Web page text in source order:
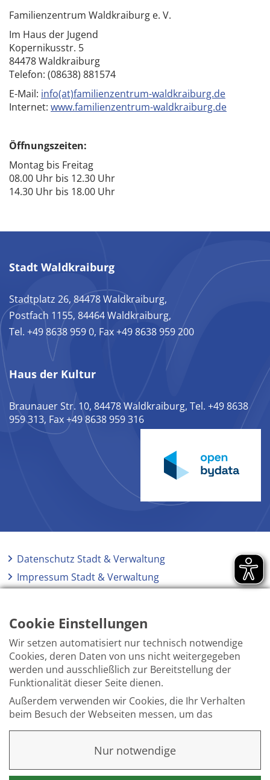
Familienzentrum Waldkraiburg e. V.
Im Haus der Jugend
Kopernikusstr. 5
84478 Waldkraiburg
Telefon: (08638) 881574
E-Mail: info(at)familienzentrum-waldkraiburg.de
Internet: www.familienzentrum-waldkraiburg.de
Öffnungszeiten:
Montag bis Freitag
08.00 Uhr bis 12.30 Uhr
14.30 Uhr bis 18.00 Uhr
Stadt Waldkraiburg
Stadtplatz 26, 84478 Waldkraiburg,
Postfach 1155, 84464 Waldkraiburg,
Tel. +49 8638 959 0, Fax +49 8638 959 200
Haus der Kultur
Braunauer Str. 10, 84478 Waldkraiburg, Tel. +49 8638
959 313, Fax +49 8638 959 316
Datenschutz Stadt & Verwaltung
Impressum Stadt & Verwaltung
Cookie Einstellungen
Wir setzen automatisiert nur technisch notwendige
Cookies, deren Daten von uns nicht weitergegeben
werden und ausschließlich zur Bereitstellung der
Funktionalität dieser Seite dienen.
Außerdem verwenden wir Cookies, die Ihr Verhalten
beim Besuch der Webseiten messen, um das
Interesse unserer Besucher besser kennen zu
eine Identifikation Ihrer Person erfolgt nicht.
Weitere Informationen finden Sie in unserer
Nur notwendige